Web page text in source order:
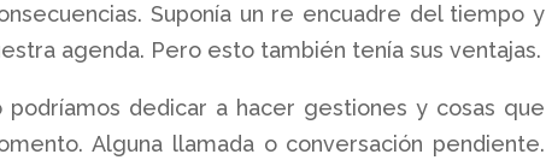
Suponía un re encuadre del tiempo y
agenda. Pero esto también tenía sus ventajas.
dedicar a hacer gestiones y cosas que
Alguna llamada o conversación pendiente.